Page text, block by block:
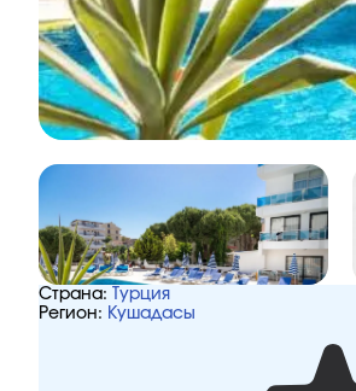
Страна:
Турция
Регион: Кушадасы